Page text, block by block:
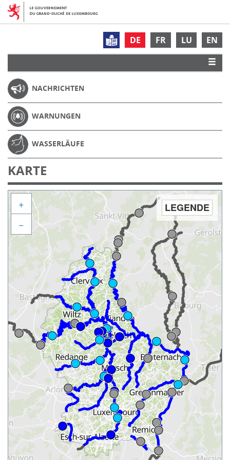
DE FR LU EN
NACHRICHTEN
WARNUNGEN
WASSERLÄUFE
KARTE
LEGENDE
+
−